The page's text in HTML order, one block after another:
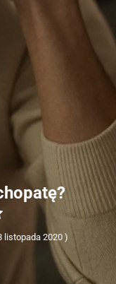
listopada 2020